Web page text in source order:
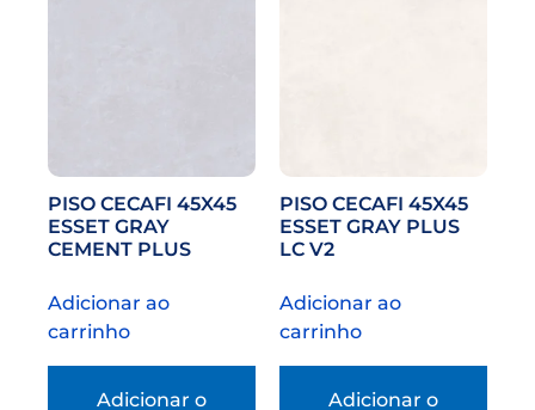
PISO CECAFI 45X45
ESSET GRAY
CEMENT PLUS
Adicionar ao
carrinho
Adicionar o
PISO CECAFI 45X45
ESSET GRAY PLUS
LC V2
Adicionar ao
carrinho
Adicionar o